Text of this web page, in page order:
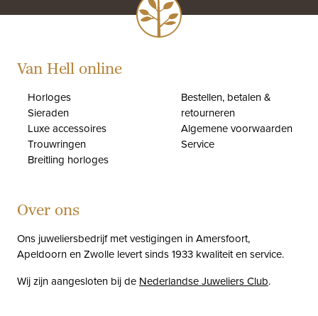
Van Hell online
Horloges
Sieraden
Luxe accessoires
Trouwringen
Breitling horloges
Bestellen, betalen &
retourneren
Algemene voorwaarden
Service
Over ons
Ons juweliersbedrijf met vestigingen in Amersfoort,
Apeldoorn en Zwolle levert sinds 1933 kwaliteit en service.
Wij zijn aangesloten bij de Nederlandse Juweliers Club.